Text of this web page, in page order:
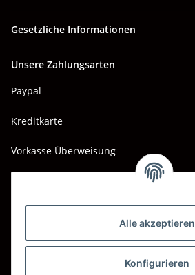
Alle akzeptieren
Konfigurieren
Gesetzliche Informationen
Unsere Zahlungsarten
Paypal
Kreditkarte
Vorkasse Überweisung
Wir versenden mit